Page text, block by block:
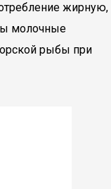
жирную,
молочные
рыбы при